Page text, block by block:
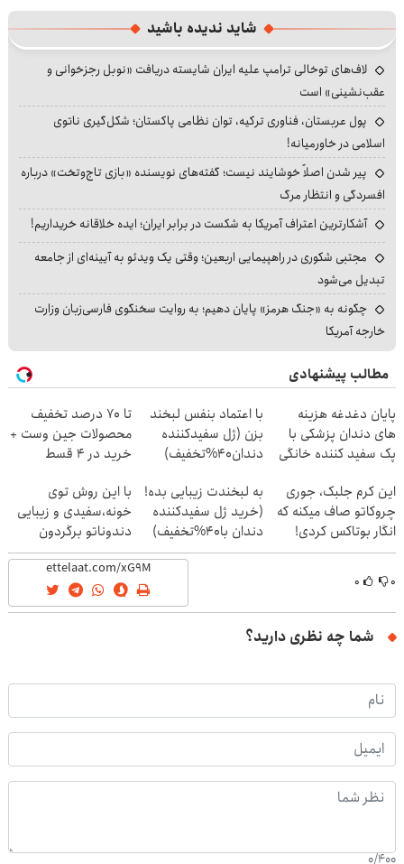
شاید ندیده باشید
لاف‌های توخالی ترامپ علیه ایران شایسته دریافت «نوبل رجزخوانی و
عقب‌نشینی» است
پول عربستان، فناوری ترکیه، توان نظامی پاکستان؛ شکل‌گیری ناتوی
اسلامی در خاورمیانه!
پیر شدن اصلاً خوشایند نیست؛ گفته‌های نویسنده «بازی تاج‌وتخت» درباره
افسردگی و انتظار مرگ
آشکارترین اعتراف آمریکا به شکست در برابر ایران؛ ایده خلاقانه خریداریم!
مجتبی شکوری در راهپیمایی اربعین؛ وقتی یک ویدئو به آیینه‌ای از جامعه
تبدیل می‌شود
چگونه به «جنگ هرمز» پایان دهیم؛ به روایت سخنگوی فارسی‌زبان وزارت
خارجه آمریکا
مطالب پیشنهادی
پایان دغدغه هزینه
های دندان پزشکی با
پک سفید کننده خانگی
با اعتماد بنفس لبخند
بزن (ژل سفیدکننده
دندان40%تخفیف)
تا 70 درصد تخفیف
محصولات جین وست +
خرید در 4 قسط
این کرم جلبک، جوری
چروکاتو صاف میکنه که
انگار بوتاکس کردی!
(تخفیف ویژه)
به لبخندت زیبایی بده!
(خرید ژل سفیدکننده
دندان با40%تخفیف)
با این روش توی
خونه،سفیدی و زیبایی
دندوناتو برگردون
(40%off)
۰ ۰
شما چه نظری دارید؟
0/400